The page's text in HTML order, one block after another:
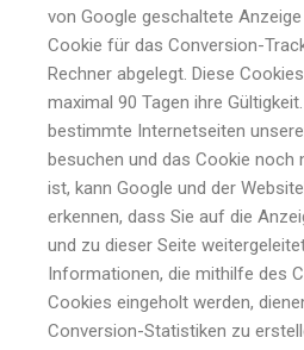
von Google geschaltete
Cookie für das Conversion-
Rechner abgelegt. Diese
maximal 90 Tagen ihre
bestimmte Internetseiten
besuchen und das Cookie noch
ist, kann Google und der
erkennen, dass Sie auf die
und zu dieser Seite
Informationen, die mithilfe des
Cookies eingeholt werden,
Conversion-Statistiken zu